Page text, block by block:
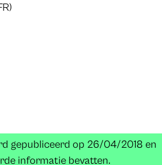
gepubliceerd op 26/04/2018 en
informatie bevatten.